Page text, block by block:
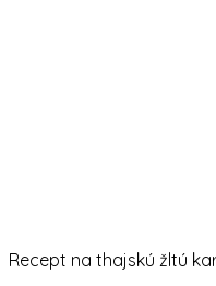
Recept na thajskú žltú